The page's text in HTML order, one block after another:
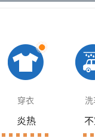
穿衣 洗
炎热